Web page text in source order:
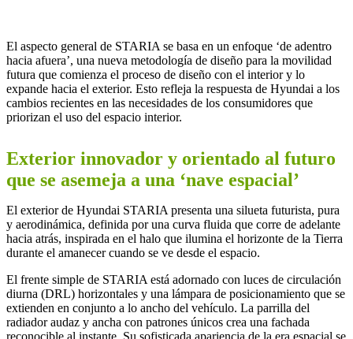
El aspecto general de STARIA se basa en un enfoque ‘de adentro
hacia afuera’, una nueva metodología de diseño para la movilidad
futura que comienza el proceso de diseño con el interior y lo
expande hacia el exterior. Esto refleja la respuesta de Hyundai a los
cambios recientes en las necesidades de los consumidores que
priorizan el uso del espacio interior.
Exterior innovador y orientado al futuro
que se asemeja a una ‘nave espacial’
El exterior de Hyundai STARIA presenta una silueta futurista, pura
y aerodinámica, definida por una curva fluida que corre de adelante
hacia atrás, inspirada en el halo que ilumina el horizonte de la Tierra
durante el amanecer cuando se ve desde el espacio.
El frente simple de STARIA está adornado con luces de circulación
diurna (DRL) horizontales y una lámpara de posicionamiento que se
extienden en conjunto a lo ancho del vehículo. La parrilla del
radiador audaz y ancha con patrones únicos crea una fachada
reconocible al instante. Su sofisticada apariencia de la era espacial se